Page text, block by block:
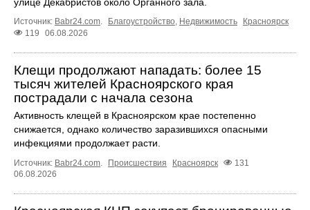
Источник: Babr24.com Благоустройство Недвижимость
Красноярск
119
06.08.2026
Клещи продолжают нападать: более 15
тысяч жителей Красноярского края
пострадали с начала сезона
Активность клещей в Красноярском крае постепенно
снижается, однако количество заразившихся опасными
инфекциями продолжает расти.
Источник: Babr24.com. Происшествия Красноярск
131
06.08.2026